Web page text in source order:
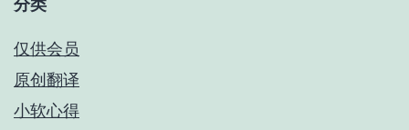
分类
仅供会员
原创翻译
小软心得